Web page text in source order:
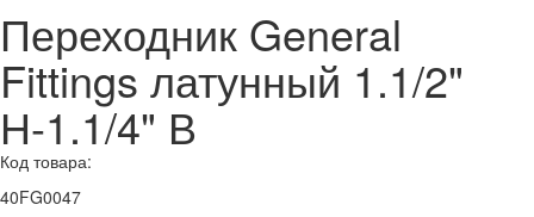
Переходник General
Fittings латунный 1.1/2"
Н-1.1/4" В
Код товара:
40FG0047